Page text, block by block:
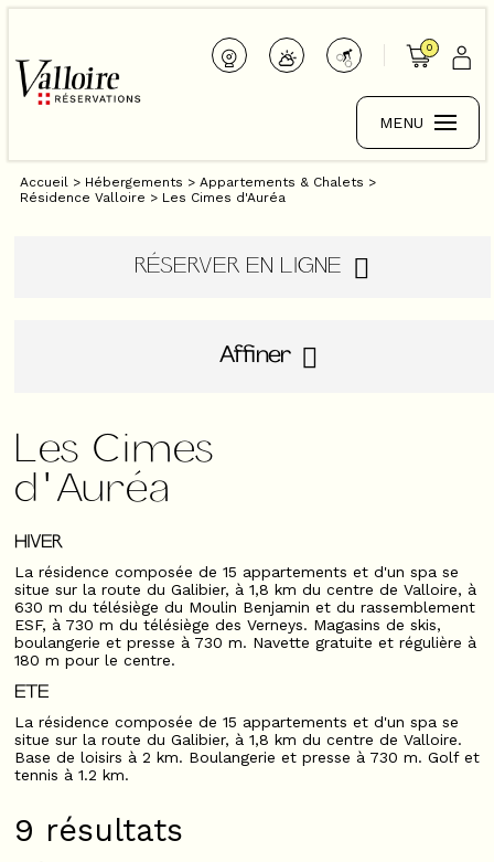
0
MENU
Accueil > Hébergements > Appartements & Chalets >
Résidence Valloire > Les Cimes d'Auréa
RÉSERVER EN LIGNE
Affiner
Les Cimes
d'Auréa
HIVER
La résidence composée de 15 appartements et d'un spa se
situe sur la route du Galibier, à 1,8 km du centre de Valloire, à
630 m du télésiège du Moulin Benjamin et du rassemblement
ESF, à 730 m du télésiège des Verneys. Magasins de skis,
boulangerie et presse à 730 m. Navette gratuite et régulière à
180 m pour le centre.
ETE
La résidence composée de 15 appartements et d'un spa se
situe sur la route du Galibier, à 1,8 km du centre de Valloire.
Base de loisirs à 2 km. Boulangerie et presse à 730 m. Golf et
tennis à 1.2 km.
9 résultats